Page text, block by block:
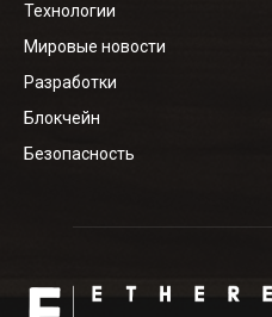
Технологии
Мировые новости
Разработки
Блокчейн
Безопасность